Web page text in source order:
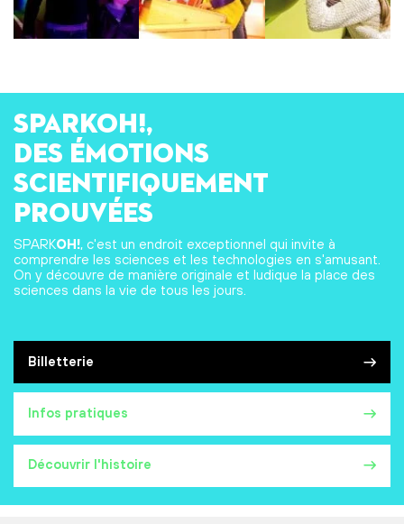
Billetterie
Infos pratiques
Découvrir l'histoire
SPARKOH!,
des émotions
scientifiquement
prouvées
SPARKOH!, c'est un endroit exceptionnel qui invite à
comprendre les sciences et les technologies en s'amusant.
On y découvre de manière originale et ludique la place des
sciences dans la vie de tous les jours.